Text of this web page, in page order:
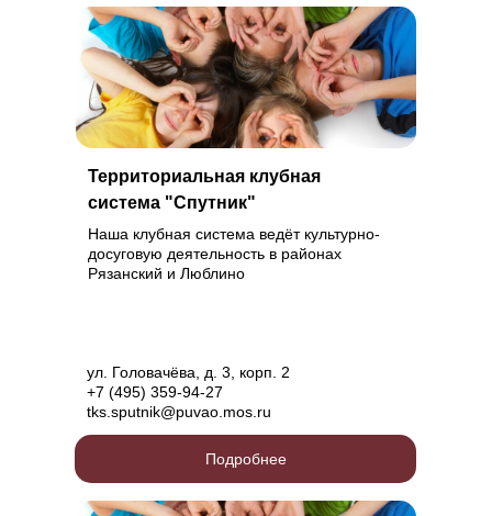
Подробнее
Наша клубная система ведёт культурно-
досуговую деятельность в районах
Рязанский и Люблино
Территориальная клубная
система "Спутник"
ул. Головачёва, д. 3, корп. 2
+7 (495) 359-94-27
tks.sputnik@puvao.mos.ru